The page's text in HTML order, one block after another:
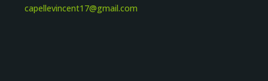
capellevincent17@gmail.com